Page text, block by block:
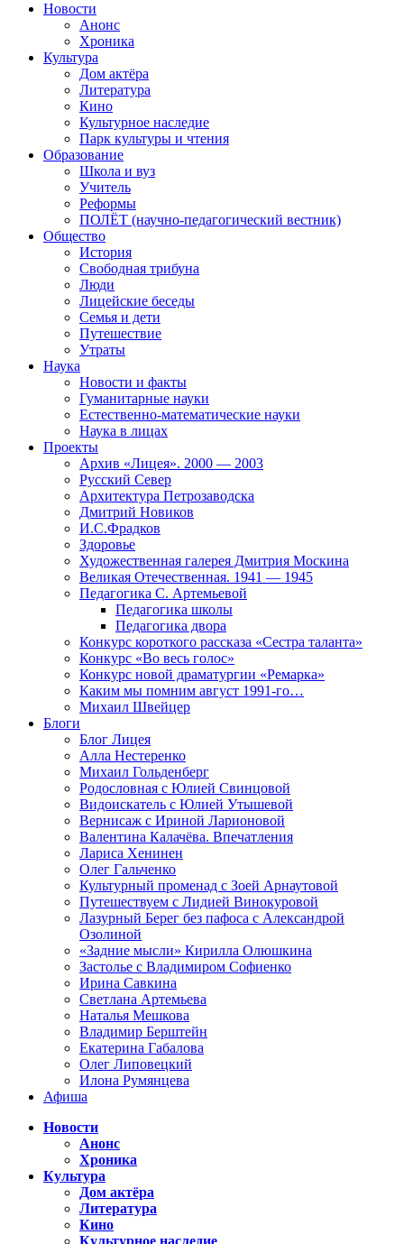
Новости
Анонс
Хроника
Культура
Дом актёра
Литература
Кино
Культурное наследие
Парк культуры и чтения
Образование
Школа и вуз
Учитель
Реформы
ПОЛЁТ (научно-педагогический вестник)
Общество
История
Свободная трибуна
Люди
Лицейские беседы
Семья и дети
Путешествие
Утраты
Наука
Новости и факты
Гуманитарные науки
Естественно-математические науки
Наука в лицах
Проекты
Архив «Лицея». 2000 — 2003
Русский Север
Архитектура Петрозаводска
Дмитрий Новиков
И.С.Фрадков
Здоровье
Художественная галерея Дмитрия Москина
Великая Отечественная. 1941 — 1945
Педагогика С. Артемьевой
Педагогика школы
Педагогика двора
Конкурс короткого рассказа «Сестра таланта»
Конкурс «Во весь голос»
Конкурс новой драматургии «Ремарка»
Каким мы помним август 1991-го…
Михаил Швейцер
Блоги
Блог Лицея
Алла Нестеренко
Михаил Гольденберг
Родословная с Юлией Свинцовой
Видоискатель с Юлией Утышевой
Вернисаж с Ириной Ларионовой
Валентина Калачёва. Впечатления
Лариса Хенинен
Олег Гальченко
Культурный променад с Зоей Арнаутовой
Путешествуем с Лидией Винокуровой
Лазурный Берег без пафоса с Александрой
Озолиной
«Задние мысли» Кирилла Олюшкина
Застолье с Владимиром Софиенко
Ирина Савкина
Светлана Артемьева
Наталья Мешкова
Владимир Берштейн
Екатерина Габалова
Олег Липовецкий
Илона Румянцева
Афиша
Новости
Анонс
Хроника
Культура
Дом актёра
Литература
Кино